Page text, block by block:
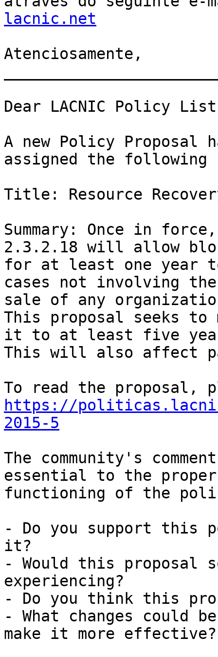
lacnic.net
Atenciosamente,
Dear LACNIC Policy
A new Policy Proposal
assigned the following
Title: Resource
Summary: Once in
2.3.2.18 will allow
for at least one year
cases not involving
sale of any
This proposal seeks
it to at least five
This will also affect
https://
2015-5
The community's
essential to the proper
functioning of the
- Do you support this
it?
- Would this proposal
experiencing?
- Do you think this
- What changes could
make it more effective?